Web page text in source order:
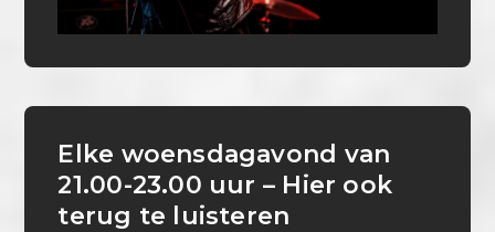
Elke woensdagavond van
21.00-23.00 uur – Hier ook
terug te luisteren